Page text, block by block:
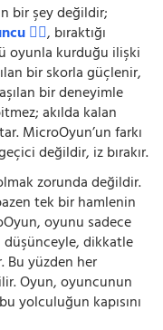
bir şey değildir;
🧍‍♂️, bıraktığı
oyunla kurduğu ilişki
bir skorla güçlenir,
bir deneyimle
akılda kalan
MicroOyun’un farkı
değildir, iz bırakır.
zorunda değildir.
tek bir hamlenin
oyunu sadece
düşünceyle, dikkatle
Bu yüzden her
Oyun, oyuncunun
yolculuğun kapısını